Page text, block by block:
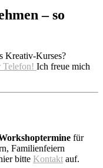
– so
Kreativ-Kurses?
Telefon! Ich freue mich
für
Familienfeiern
bitte Kontakt auf.